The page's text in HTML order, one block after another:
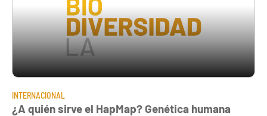
INTERNACIONAL
¿A quién sirve el HapMap? Genética humana